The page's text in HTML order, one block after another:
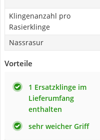
Klingenanzahl pro
Rasierklinge
Nassrasur
Vorteile
1 Ersatzklinge im
Lieferumfang
enthalten
sehr weicher Griff